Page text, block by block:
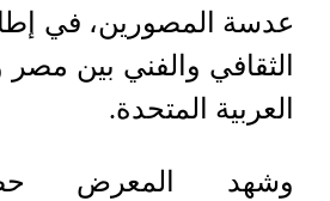
عدسة المصورين، في إطار
الثقافي والفني بين مصر
العربية المتحدة.
وشهد المعرض